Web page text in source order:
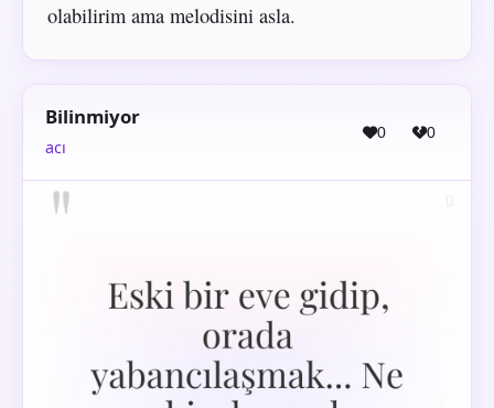
olabilirim ama melodisini asla.
Bilinmiyor
acı
0 0